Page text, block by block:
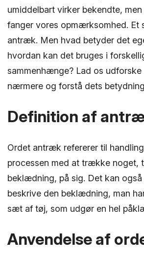
umiddelbart virker bekendte,
fanger vores opmærksomhed. Et
antræk. Men hvad betyder det
hvordan kan det bruges i
sammenhænge? Lad os
nærmere og forstå dets
Definition af
Ordet antræk refererer til
processen med at trække noget,
beklædning, på sig. Det kan
beskrive den beklædning, man
sæt af tøj, som udgør en hel
Anvendelse af